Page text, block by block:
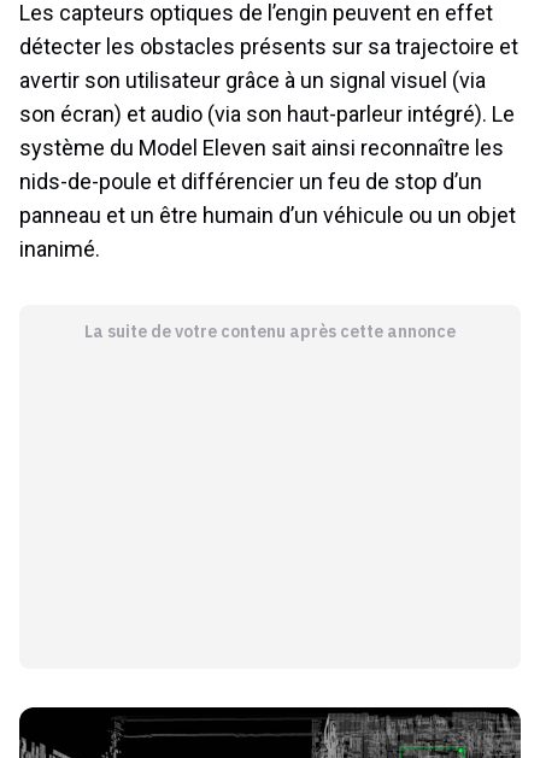
Les capteurs optiques de l’engin peuvent en effet
détecter les obstacles présents sur sa trajectoire et
avertir son utilisateur grâce à un signal visuel (via
son écran) et audio (via son haut-parleur intégré). Le
système du Model Eleven sait ainsi reconnaître les
nids-de-poule et différencier un feu de stop d’un
panneau et un être humain d’un véhicule ou un objet
inanimé.
La suite de votre contenu après cette annonce